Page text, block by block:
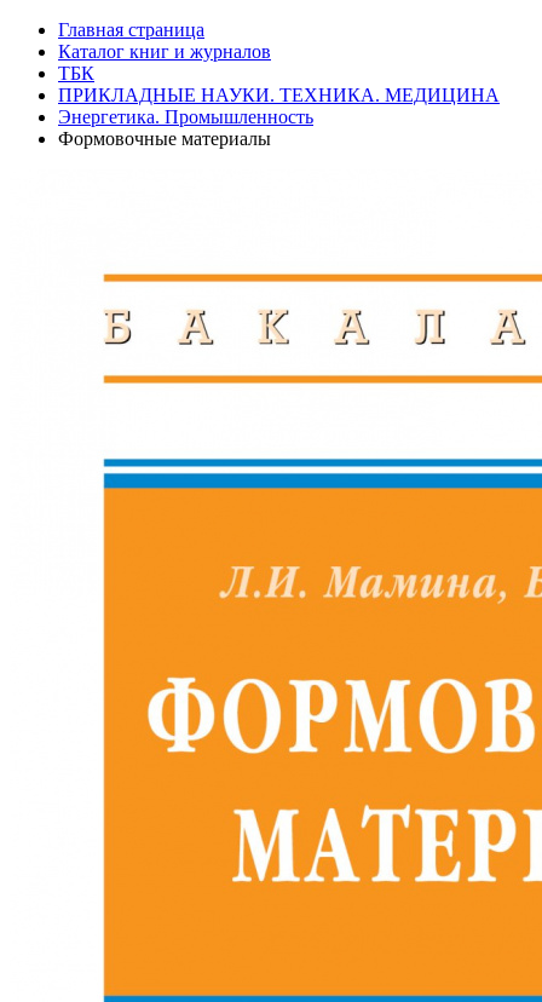
Главная страница
Каталог книг и журналов
ТБК
ПРИКЛАДНЫЕ НАУКИ. ТЕХНИКА. МЕДИЦИНА
Энергетика. Промышленность
Формовочные материалы